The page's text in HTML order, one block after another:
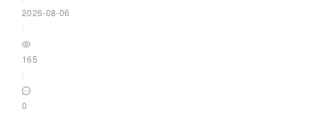
2026-08-06
165
0